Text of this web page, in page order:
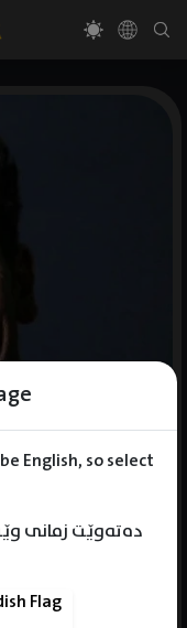
English, so select
دەتەوێت زمانی